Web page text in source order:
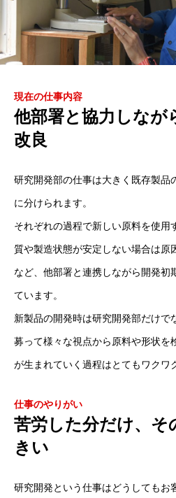
現在の仕事内容
他部署と協力しなが
改良
研究開発部の仕事は大きく既存製品
に分けられます。
それぞれの過程で新しい原料を使用
質や製造状態が安定しない場合は原
など、他部署と連携しながら開発初
ています。
新製品の開発時は研究開発部だけで
募って様々な視点から原料や形状を
が生まれていく過程はとてもワクワ
仕事のやりがい
苦労した分だけ、そ
きい
研究開発という仕事はどうしてもお